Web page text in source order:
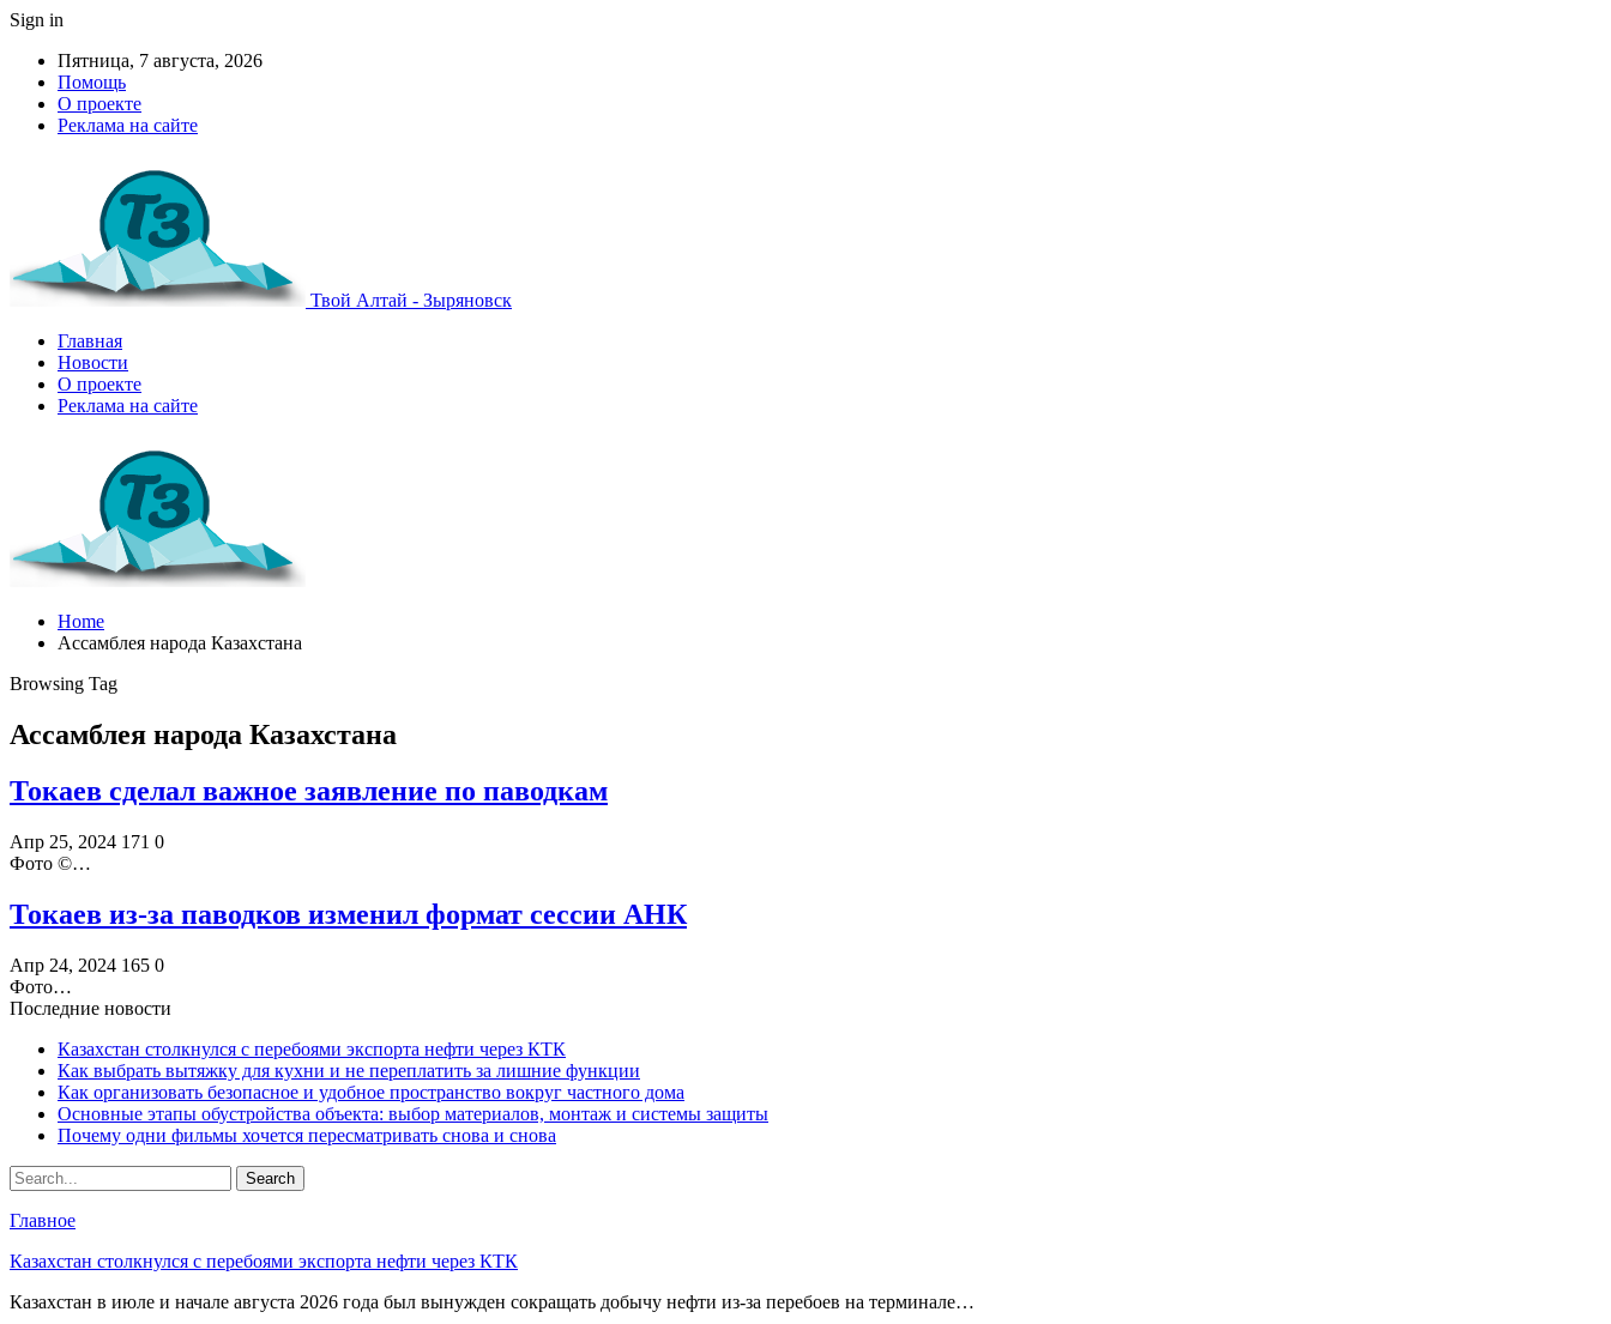
Sign in
Пятница, 7 августа, 2026
Помощь
О проекте
Реклама на сайте
Твой Алтай - Зыряновск
Главная
Новости
О проекте
Реклама на сайте
Home
Ассамблея народа Казахстана
Browsing Tag
Ассамблея народа Казахстана
Токаев сделал важное заявление по паводкам
Апр 25, 2024 171 0
Фото ©️…
Токаев из-за паводков изменил формат сессии АНК
Апр 24, 2024 165 0
Фото…
Последние новости
Казахстан столкнулся с перебоями экспорта нефти через КТК
Как выбрать вытяжку для кухни и не переплатить за лишние функции
Как организовать безопасное и удобное пространство вокруг частного дома
Основные этапы обустройства объекта: выбор материалов, монтаж и системы защиты
Почему одни фильмы хочется пересматривать снова и снова
Главное
Казахстан столкнулся с перебоями экспорта нефти через КТК
Казахстан в июле и начале августа 2026 года был вынужден сокращать добычу нефти из-за перебоев на терминале…